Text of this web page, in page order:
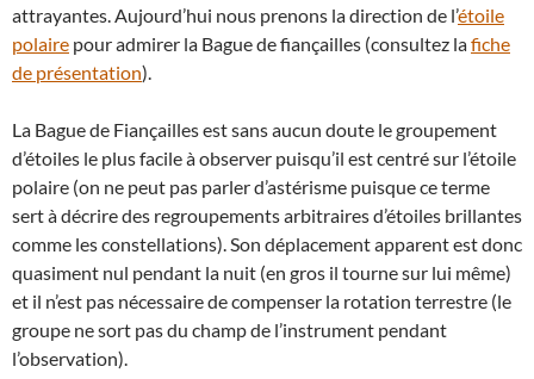
attrayantes. Aujourd’hui nous prenons la direction de l’étoile
polaire pour admirer la Bague de fiançailles (consultez lafiche
de présentation).
La Bague de Fiançailles est sans aucun doute le groupement
d’étoiles le plus facile à observer puisqu’il est centré sur l’étoile
polaire (on ne peut pas parler d’astérisme puisque ce terme
sert à décrire des regroupements arbitraires d’étoiles brillantes
comme les constellations). Son déplacement apparent est donc
quasiment nul pendant la nuit (en gros il tourne sur lui même)
et il n’est pas nécessaire de compenser la rotation terrestre (le
groupe ne sort pas du champ de l’instrument pendant
l’observation).